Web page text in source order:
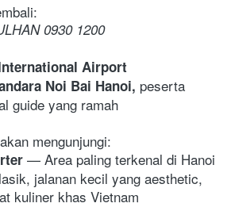
0930 1200
Airport
Noi Bai Hanoi, peserta
guide yang ramah
mengunjungi:
— Area paling terkenal di Hanoi
jalanan kecil yang aesthetic,
kuliner khas Vietnam